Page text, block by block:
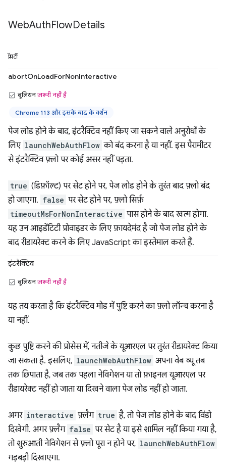
WebAuthFlowDetails
प्रॉपर्टी
abortOnLoadForNonInteractive
बूलियनज़रूरी नहीं है
Chrome 113 और इसके बाद के वर्शन
पेज लोड होने के बाद, इंटरैक्टिव नहीं किए जा सकने वाले अनुरोधों के
लिए launchWebAuthFlow को बंद करना है या नहीं. इस पैरामीटर
से इंटरैक्टिव फ़्लो पर कोई असर नहीं पड़ता.
true (डिफ़ॉल्ट) पर सेट होने पर, पेज लोड होने के तुरंत बाद फ़्लो बंद
हो जाएगा. false पर सेट होने पर, फ़्लो सिर्फ़
timeoutMsForNonInteractive पास होने के बाद खत्म होगा.
यह उन आइडेंटिटी प्रोवाइडर के लिए फ़ायदेमंद है जो पेज लोड होने के
बाद रीडायरेक्ट करने के लिए JavaScript का इस्तेमाल करते हैं.
इंटरैक्टिव
बूलियनज़रूरी नहीं है
यह तय करता है कि इंटरैक्टिव मोड में पुष्टि करने का फ़्लो लॉन्च करना है
या नहीं.
कुछ पुष्टि करने की प्रोसेस में, नतीजे के यूआरएल पर तुरंत रीडायरेक्ट किया
जा सकता है. इसलिए, launchWebAuthFlow अपना वेब व्यू तब
तक छिपाता है, जब तक पहला नेविगेशन या तो फ़ाइनल यूआरएल पर
रीडायरेक्ट नहीं हो जाता या दिखने वाला पेज लोड नहीं हो जाता.
अगर interactive फ़्लैग true है, तो पेज लोड होने के बाद विंडो
दिखेगी. अगर फ़्लैग false पर सेट है या इसे शामिल नहीं किया गया है,
तो शुरुआती नेविगेशन से फ़्लो पूरा न होने पर, launchWebAuthFlow
गड़बड़ी दिखाएगा.